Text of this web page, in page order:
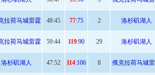
拉荷马城雷霆 48:45 77:75 2 洛杉矶湖人
拉荷马城雷霆 59:44 119:90 29 洛杉矶湖人
洛杉矶湖人 47:52 114:106 8 俄克拉荷马城